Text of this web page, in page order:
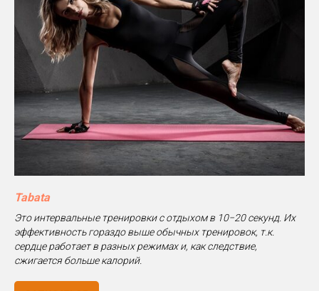
Tabata
Это интервальные тренировки с отдыхом в 10−20 секунд. Их
эффективность гораздо выше обычных тренировок, т.к.
сердце работает в разных режимах и, как следствие,
сжигается больше калорий.